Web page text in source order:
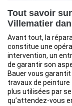
Tout savoir
Villematier
Avant tout, la
constitue une
intervention, un
de garantir son
Bauer vous
travaux de
plus utilisées par
qu’attendez-vous